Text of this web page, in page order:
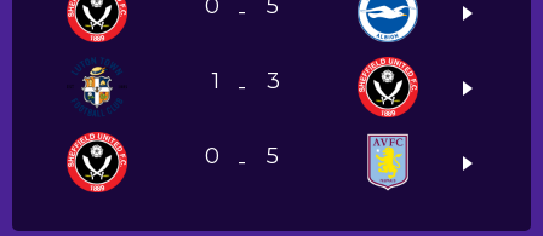
0 - 5
1 - 3
0 - 5